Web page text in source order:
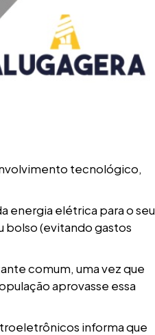
tecnológico,
energia elétrica para o seu
bolso (evitando gastos
comum, uma vez que
aprovasse essa
informa que